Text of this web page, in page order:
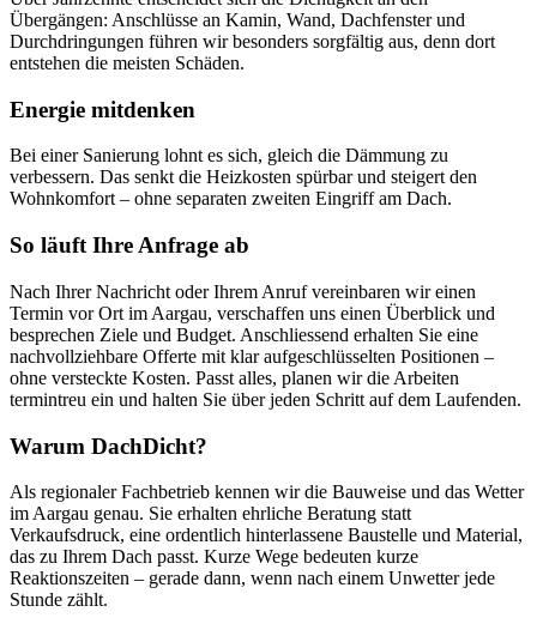
Übergängen: Anschlüsse an Kamin, Wand, Dachfenster und
Durchdringungen führen wir besonders sorgfältig aus, denn dort
entstehen die meisten Schäden.
Energie mitdenken
Bei einer Sanierung lohnt es sich, gleich die Dämmung zu
verbessern. Das senkt die Heizkosten spürbar und steigert den
Wohnkomfort – ohne separaten zweiten Eingriff am Dach.
So läuft Ihre Anfrage ab
Nach Ihrer Nachricht oder Ihrem Anruf vereinbaren wir einen
Termin vor Ort im Aargau, verschaffen uns einen Überblick und
besprechen Ziele und Budget. Anschliessend erhalten Sie eine
nachvollziehbare Offerte mit klar aufgeschlüsselten Positionen –
ohne versteckte Kosten. Passt alles, planen wir die Arbeiten
termintreu ein und halten Sie über jeden Schritt auf dem Laufenden.
Warum DachDicht?
Als regionaler Fachbetrieb kennen wir die Bauweise und das Wetter
im Aargau genau. Sie erhalten ehrliche Beratung statt
Verkaufsdruck, eine ordentlich hinterlassene Baustelle und Material,
das zu Ihrem Dach passt. Kurze Wege bedeuten kurze
Reaktionszeiten – gerade dann, wenn nach einem Unwetter jede
Stunde zählt.